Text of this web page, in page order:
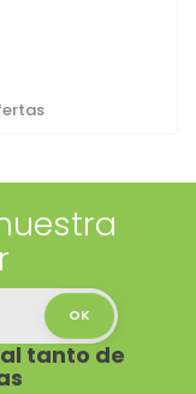
tanto de